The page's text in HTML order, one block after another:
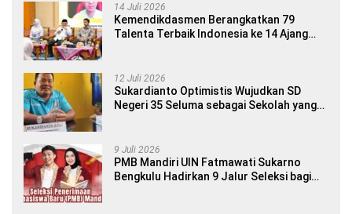
14 Juli 2026
Kemendikdasmen Berangkatkan 79
Talenta Terbaik Indonesia ke 14 Ajang
12 Juli 2026
Sukardianto Optimistis Wujudkan SD
Negeri 35 Seluma sebagai Sekolah yang
9 Juli 2026
PMB Mandiri UIN Fatmawati Sukarno
Bengkulu Hadirkan 9 Jalur Seleksi bagi